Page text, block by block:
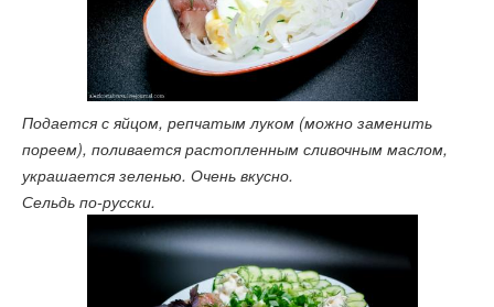
Подается с яйцом, репчатым луком (можно заменить
пореем), поливается растопленным сливочным маслом,
украшается зеленью. Очень вкусно.
Сельдь по-русски.